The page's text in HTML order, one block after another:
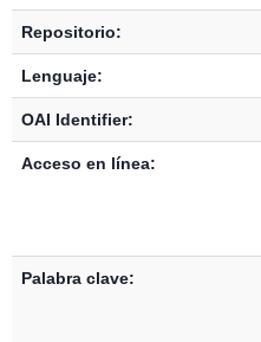
Repositorio:
Lenguaje:
OAI Identifier:
Acceso en línea:
Palabra clave: